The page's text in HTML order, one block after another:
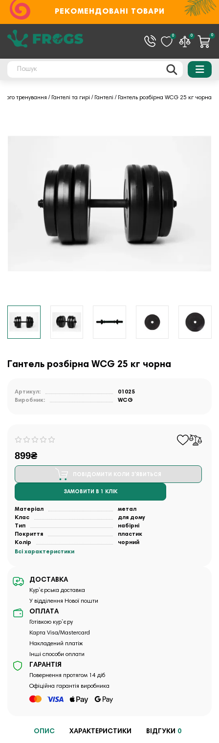
РЕКОМЕНДОВАНІ ТОВАРИ
0 0 0
тренування Гантелі та гирі Гантелі Гантель розбірна WCG 25 кг чорна
Гантель розбірна WCG 25 кг чорна
Артикул:
01025
Виробник:
WCG
899₴
ПОВІДОМИТИ КОЛИ З'ЯВИТЬСЯ
ЗАМОВИТИ В 1 КЛІК
Матеріал
метал
Клас
для дому
Тип
набірні
Покриття
пластик
Колір
чорний
Всі характеристики
ДОСТАВКА
Кур`єрська доставка
У відділення Нової пошти
ОПЛАТА
Готівкою кур`єру
Карта Visa/Mastercard
Накладений платіж
Інші способи оплати
ГАРАНТІЯ
Повернення протягом 14 діб
Офіційна гарантія виробника
ОПИС ХАРАКТЕРИСТИКИ ВІДГУКИ 0